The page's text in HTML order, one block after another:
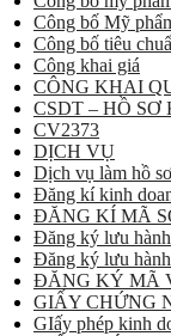
Công bố Mỹ
Công bố tiêu
Công khai giá
CÔNG KHAI
CSDT – HỒ
CV2373
DỊCH VỤ
Dịch vụ làm hồ
Đăng kí kinh
ĐĂNG KÍ MÃ
Đăng ký lưu hành
Đăng ký lưu
ĐĂNG KÝ MÃ
GIẤY CHỨNG
GIấy phép kinh